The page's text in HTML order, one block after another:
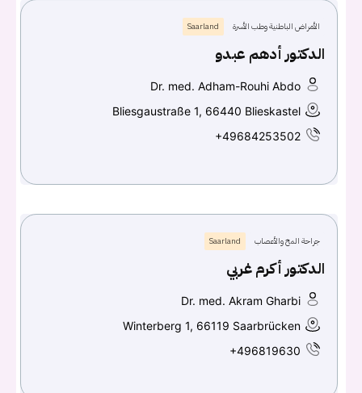
الأمراض الباطنية وطب الأسرة Saarland
الدكتور أدهم عبدو
Dr. med. Adham-Rouhi Abdo
Bliesgaustraße 1, 66440 Blieskastel
+49684253502
جراحة المخ والأعصاب Saarland
الدكتور أكرم غربي
Dr. med. Akram Gharbi
Winterberg 1, 66119 Saarbrücken
+496819630